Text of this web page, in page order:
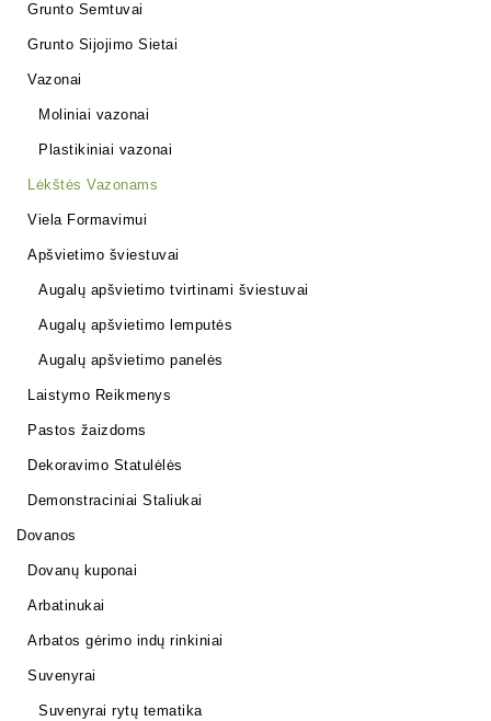
Grunto Semtuvai
Grunto Sijojimo Sietai
Vazonai
Moliniai vazonai
Plastikiniai vazonai
Lėkštės Vazonams
Viela Formavimui
Apšvietimo šviestuvai
Augalų apšvietimo tvirtinami šviestuvai
Augalų apšvietimo lemputės
Augalų apšvietimo panelės
Laistymo Reikmenys
Pastos žaizdoms
Dekoravimo Statulėlės
Demonstraciniai Staliukai
Dovanos
Dovanų kuponai
Arbatinukai
Arbatos gėrimo indų rinkiniai
Suvenyrai
Suvenyrai rytų tematika